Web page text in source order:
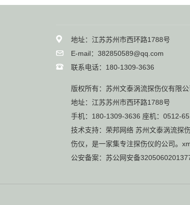
地址：江苏苏州市西环路1788号
E-mail：382850589@qq.com
联系电话：180-1309-3636
版权所有：苏州文泰涡流探伤仪有限公
地址：江苏苏州市西环路1788号
手机：180-1309-3636 座机：0512-
技术支持： 荣邦网络 苏州文泰涡流探
伤仪，是一家集专注探伤仪的公司。
公安备案： 苏公网安备